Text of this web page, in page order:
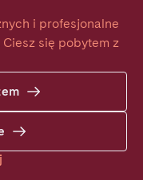
i profesjonalne
się pobytem z